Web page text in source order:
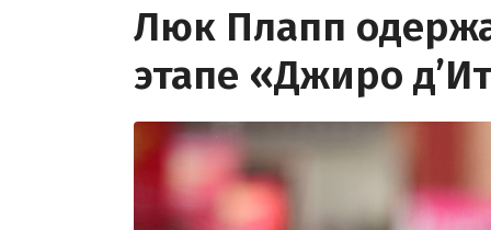
Люк Плапп
этапе «Джиро